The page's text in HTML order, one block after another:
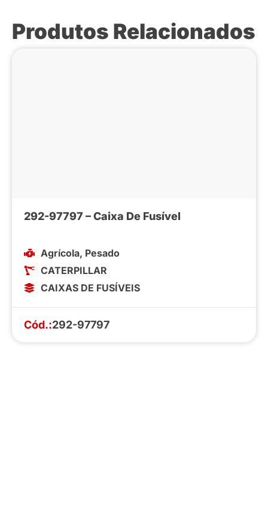
Produtos Relacionados
292-97797 – Caixa De Fusível
Agrícola, Pesado
CATERPILLAR
CAIXAS DE FUSÍVEIS
Cód.:292-97797